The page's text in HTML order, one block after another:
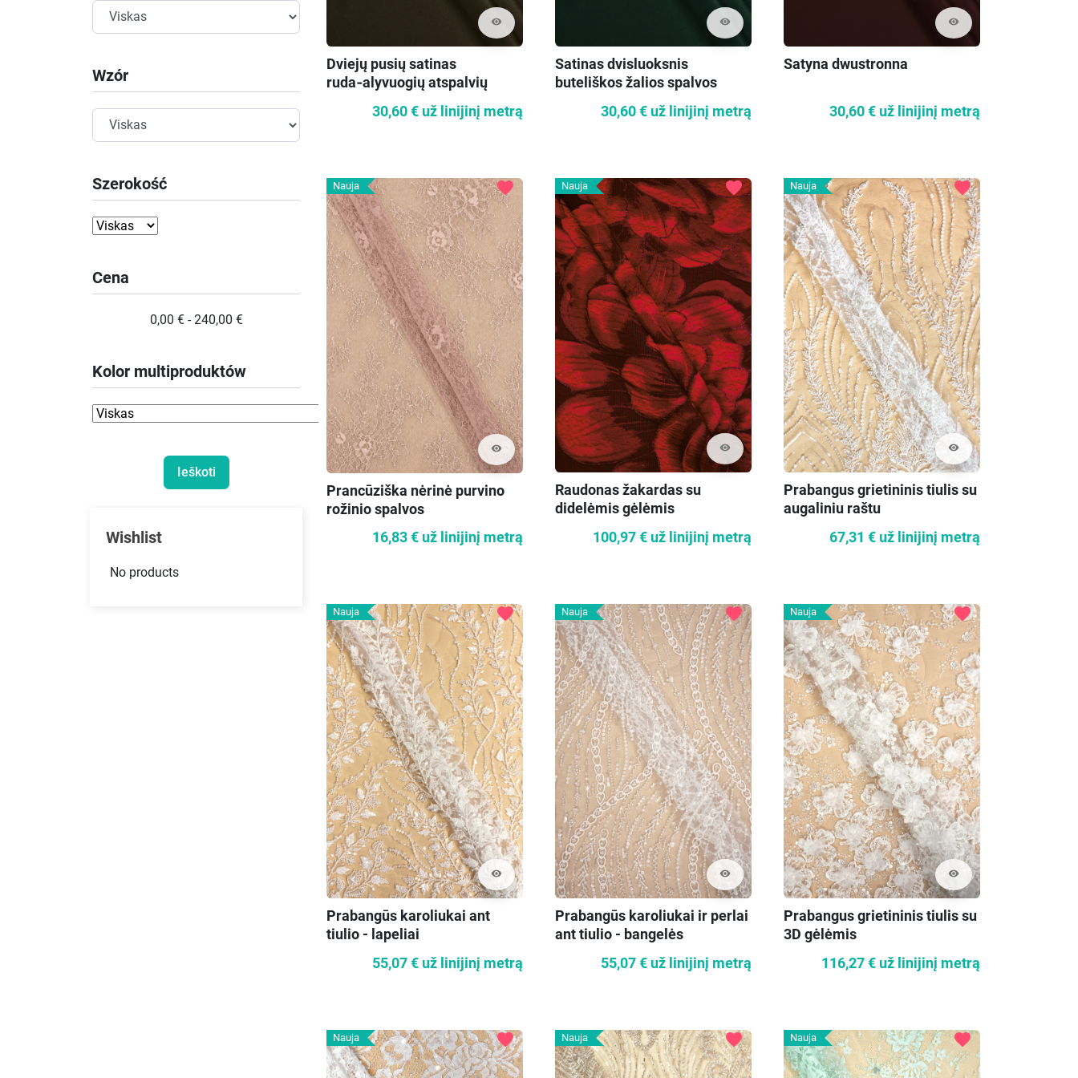
Wzór
Szerokość
Cena
0,00 € - 240,00 €
Kolor multiproduktów
Wishlist
No products
visibility
Dviejų pusių satinas
ruda‑alyvuogių atspalvių
30,60 € už linijinį metrą
visibility
Satinas dvisluoksnis
buteliškos žalios spalvos
30,60 € už linijinį metrą
visibility
Satyna dwustronna
30,60 € už linijinį metrą
Nauja
visibility
favorite
Prancūziška nėrinė purvino
rožinio spalvos
16,83 € už linijinį metrą
Nauja
visibility
favorite
Raudonas žakardas su
didelėmis gėlėmis
100,97 € už linijinį metrą
Nauja
visibility
favorite
Prabangus grietininis tiulis su
augaliniu raštu
67,31 € už linijinį metrą
Nauja
visibility
favorite
Prabangūs karoliukai ant
tiulio - lapeliai
55,07 € už linijinį metrą
Nauja
visibility
favorite
Prabangūs karoliukai ir perlai
ant tiulio - bangelės
55,07 € už linijinį metrą
Nauja
visibility
favorite
Prabangus grietininis tiulis su
3D gėlėmis
116,27 € už linijinį metrą
Nauja favorite Nauja favorite Nauja favorite